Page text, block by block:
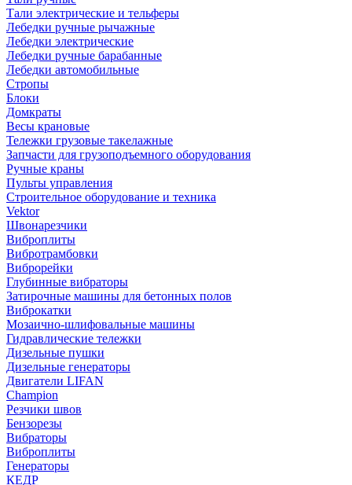
Тали электрические и тельферы
Лебедки ручные рычажные
Лебедки электрические
Лебедки ручные барабанные
Лебедки автомобильные
Стропы
Блоки
Домкраты
Весы крановые
Тележки грузовые такелажные
Запчасти для грузоподъемного оборудования
Ручные краны
Пульты управления
Строительное оборудование и техника
Vektor
Швонарезчики
Виброплиты
Вибротрамбовки
Виброрейки
Глубинные вибраторы
Затирочные машины для бетонных полов
Виброкатки
Мозаично-шлифовальные машины
Гидравлические тележки
Дизельные пушки
Дизельные генераторы
Двигатели LIFAN
Champion
Резчики швов
Бензорезы
Вибраторы
Виброплиты
Генераторы
КЕДР